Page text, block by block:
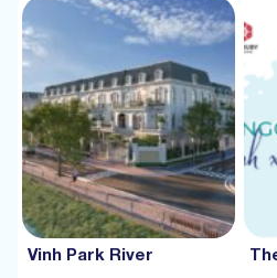
Vinh Park River